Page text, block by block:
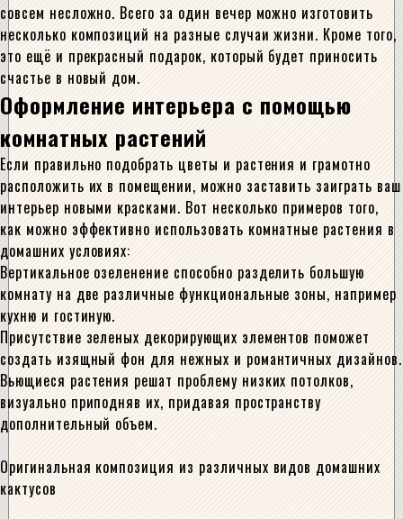
совсем несложно. Всего за один вечер можно изготовить
несколько композиций на разные случаи жизни. Кроме того,
это ещё и прекрасный подарок, который будет приносить
счастье в новый дом.
Оформление интерьера с помощью
комнатных растений
Если правильно подобрать цветы и растения и грамотно
расположить их в помещении, можно заставить заиграть ваш
интерьер новыми красками. Вот несколько примеров того,
как можно эффективно использовать комнатные растения в
домашних условиях:
Вертикальное озеленение способно разделить большую
комнату на две различные функциональные зоны, например
кухню и гостиную.
Присутствие зеленых декорирующих элементов поможет
создать изящный фон для нежных и романтичных дизайнов.
Вьющиеся растения решат проблему низких потолков,
визуально приподняв их, придавая пространству
дополнительный объем.
Оригинальная композиция из различных видов домашних
кактусов